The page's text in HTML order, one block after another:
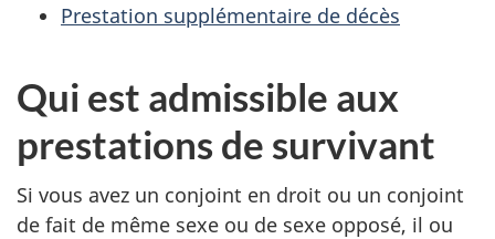
Prestation supplémentaire de décès
Qui est admissible aux
prestations de survivant
Si vous avez un conjoint en droit ou un conjoint
de fait de même sexe ou de sexe opposé, il ou